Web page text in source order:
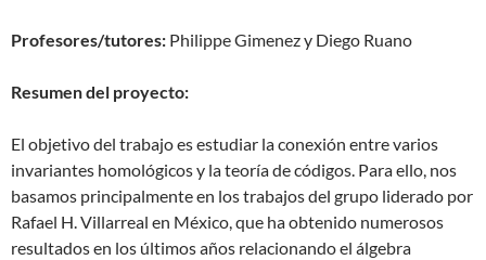
Profesores/tutores: Philippe Gimenez y Diego Ruano
Resumen del proyecto:
El objetivo del trabajo es estudiar la conexión entre varios
invariantes homológicos y la teoría de códigos. Para ello, nos
basamos principalmente en los trabajos del grupo liderado por
Rafael H. Villarreal en México, que ha obtenido numerosos
resultados en los últimos años relacionando el álgebra